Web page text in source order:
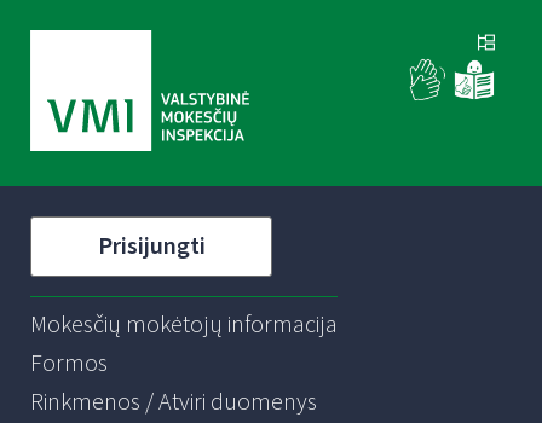
Prisijungti
Mokesčių mokėtojų informacija
Formos
Rinkmenos / Atviri duomenys